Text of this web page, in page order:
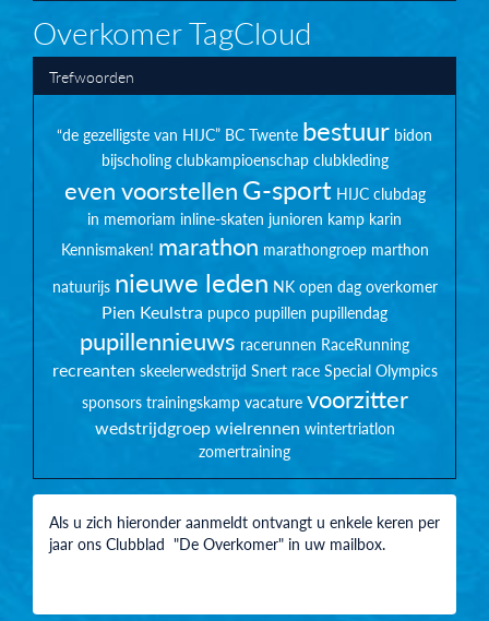
Overkomer TagCloud
Trefwoorden
“de gezelligste van HIJC” BC Twente bestuur bidon
bijscholing clubkampioenschap clubkleding
even voorstellenG-sport HIJC clubdag
in memoriam inline-skaten junioren kamp karin
Kennismaken! marathon marathongroep marthon
natuurijs nieuwe leden NK open dag overkomer
Pien Keulstra pupco pupillen pupillendag
pupillennieuws racerunnen RaceRunning
recreanten skeelerwedstrijd Snert race Special Olympics
sponsors trainingskamp vacature voorzitter
wedstrijdgroepwielrennen wintertriatlon
zomertraining
Als u zich hieronder aanmeldt ontvangt u enkele keren per
jaar ons Clubblad "De Overkomer" in uw mailbox.